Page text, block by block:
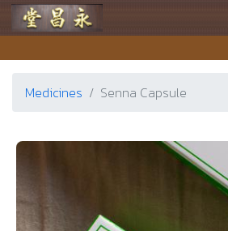
Yong Chieng Pharmacy
Medicines Senna Capsule